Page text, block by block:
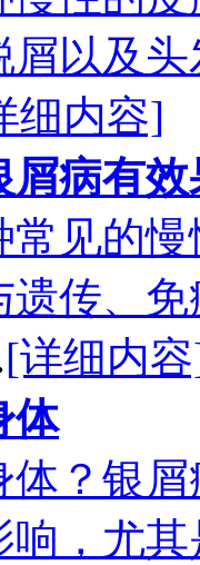
屑以及
细内容]
屑病有
常见的
遗传、
[详细内
体
体？银
响，尤